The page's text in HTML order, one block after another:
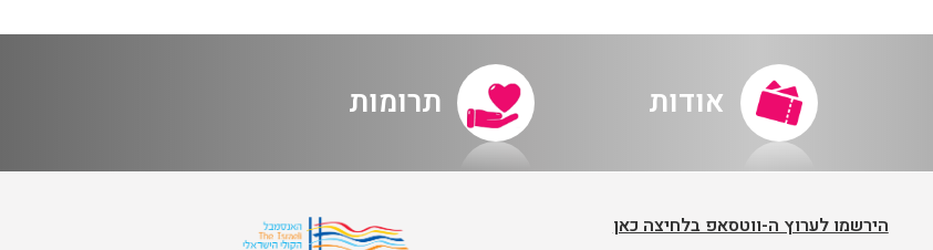
אודות תרומות
הירשמו לערוץ ה-ווטסאפ בלחיצה כאן